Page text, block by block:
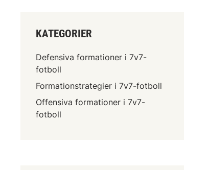
KATEGORIER
Defensiva formationer i 7v7-
fotboll
Formationstrategier i 7v7-fotboll
Offensiva formationer i 7v7-
fotboll